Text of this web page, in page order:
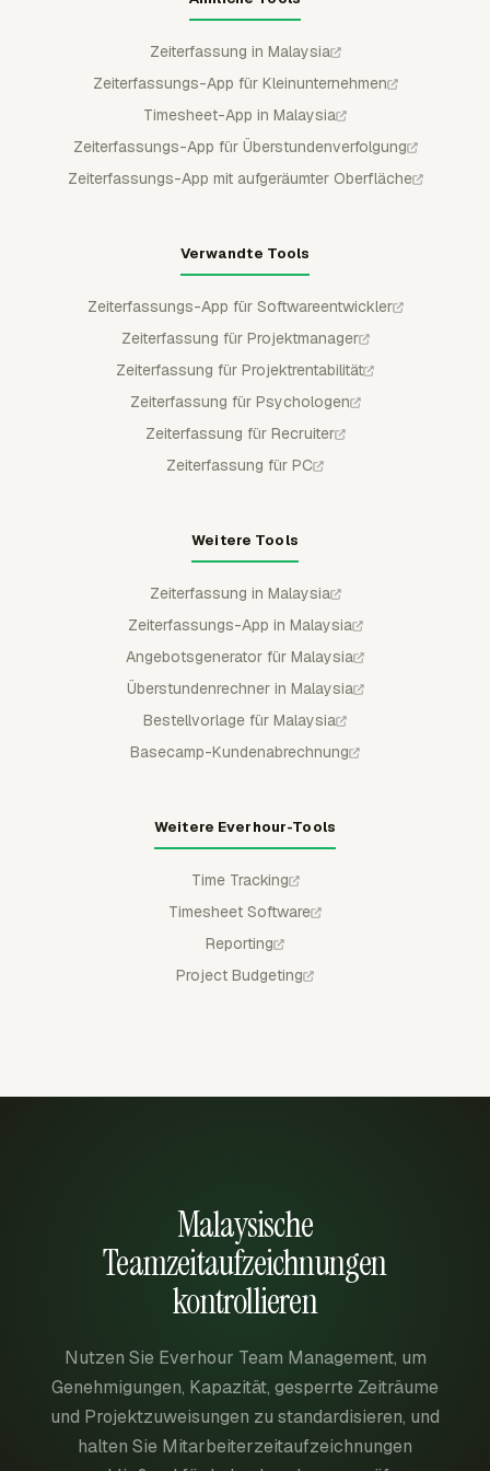
Zeiterfassung in Malaysia
Zeiterfassungs-App für Kleinunternehmen
Timesheet-App in Malaysia
Zeiterfassungs-App für Überstundenverfolgung
Zeiterfassungs-App mit aufgeräumter Oberfläche
Verwandte Tools
Zeiterfassungs-App für Softwareentwickler
Zeiterfassung für Projektmanager
Zeiterfassung für Projektrentabilität
Zeiterfassung für Psychologen
Zeiterfassung für Recruiter
Zeiterfassung für PC
Weitere Tools
Zeiterfassung in Malaysia
Zeiterfassungs-App in Malaysia
Angebotsgenerator für Malaysia
Überstundenrechner in Malaysia
Bestellvorlage für Malaysia
Basecamp-Kundenabrechnung
Weitere Everhour-Tools
Time Tracking
Timesheet Software
Reporting
Project Budgeting
Malaysische
Teamzeitaufzeichnungen
kontrollieren
Nutzen Sie Everhour Team Management, um
Genehmigungen, Kapazität, gesperrte Zeiträume
und Projektzuweisungen zu standardisieren, und
halten Sie Mitarbeiterzeitaufzeichnungen